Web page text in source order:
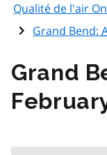
Qualité de l'air
Grand Bend:
Grand